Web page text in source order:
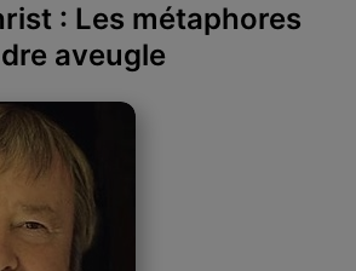
: Les métaphores
aveugle